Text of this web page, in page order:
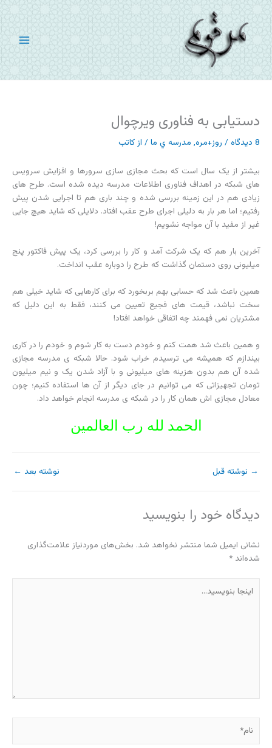
پرش
به
محتوا
دستیابی به فناوری ویرچوال
8 دیدگاه / روز+مره, مدرسه ي ما / از کاتب
بیشتر از یک سال است که بحث مجازی سازی سرورها و افزایش سرویس
های شبکه در اهداف فناوری اطلاعات مدرسه دیده شده است. طرح های
زیادی هم در این زمینه بررسی شده و چند باری هم تا اجرایی شدن پیش
رفتیم؛ اما هر بار به دلیلی اجرای طرح عقب افتاد. دلایلی که شاید هیچ جایی
غیر از مفید با آن مواجه نشویم!
آخرین بار هم که یک شرکت آمد و کار را بررسی کرد، یک پیش فاکتور پنج
میلیونی روی دستمان گذاشت که طرح را دوباره عقب انداخت.
همین باعث شد که حسابی بهم بربخورد که برای کارهایی که شاید خیلی هم
سخت نباشد، قیمت های فجیع تعیین می کنند، فقط به این دلیل که
مشتریان نمی فهمند چه اتفاقی خواهد افتاد!
و همین باعث شد همت کنم و خودم دست به کار شوم و خودم را در کاری
بیندازم که همیشه می ترسیدم خراب شود. حالا شبکه ی مدرسه مجازی
شده آن هم بدون هزینه های میلیونی و با آزاد شدن یک و نیم میلیون
تومان تجهیزاتی که می توانیم در جای دیگر از آن ها استفاده کنیم؛ چون
معادل مجازی اش همان کار را در شبکه ی مدرسه انجام خواهد داد.
الحمد لله رب العالمین
→ نوشته قبل نوشته بعد ←
دیدگاه‌ خود را بنویسید
نشانی ایمیل شما منتشر نخواهد شد. بخش‌های موردنیاز علامت‌گذاری
شده‌اند *
بنویسید…